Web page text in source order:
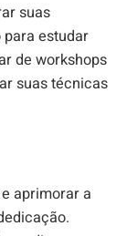
suas
estudar
de workshops
suas técnicas
aprimorar a